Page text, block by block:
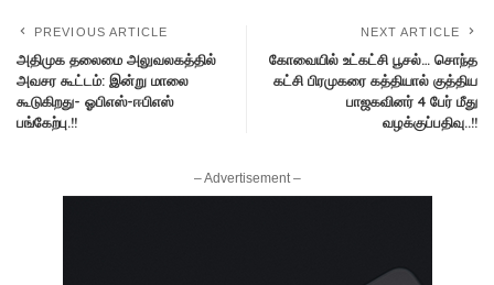
PREVIOUS ARTICLE
அதிமுக தலைமை அலுவலகத்தில்
அவசர கூட்டம்: இன்று மாலை
கூடுகிறது- ஓபிஎஸ்-ஈபிஎஸ்
பங்கேற்பு.!!
NEXT ARTICLE
கோவையில் உட்கட்சி பூசல்… சொந்த
கட்சி பிரமுகரை கத்தியால் குத்திய
பாஜகவினர் 4 பேர் மீது
வழக்குப்பதிவு..!!
– Advertisement –